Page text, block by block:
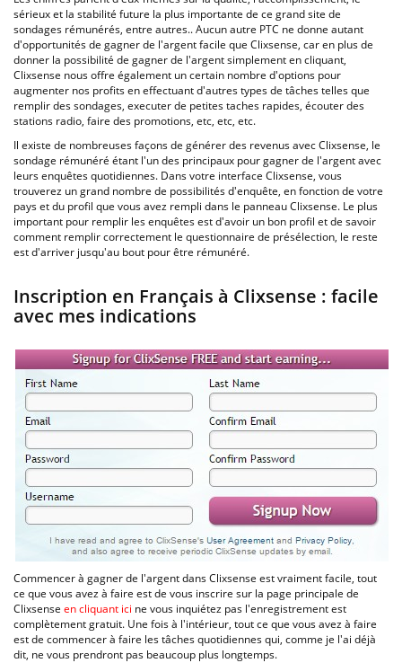
sérieux et la stabilité future la plus importante de ce grand site de
sondages rémunérés, entre autres.. Aucun autre PTC ne donne autant
d'opportunités de gagner de l'argent facile que Clixsense, car en plus de
donner la possibilité de gagner de l'argent simplement en cliquant,
Clixsense nous offre également un certain nombre d'options pour
augmenter nos profits en effectuant d'autres types de tâches telles que
remplir des sondages, executer de petites taches rapides, écouter des
stations radio, faire des promotions, etc, etc, etc.
Il existe de nombreuses façons de générer des revenus avec Clixsense, le
sondage rémunéré étant l'un des principaux pour gagner de l'argent avec
leurs enquêtes quotidiennes. Dans votre interface Clixsense, vous
trouverez un grand nombre de possibilités d'enquête, en fonction de votre
pays et du profil que vous avez rempli dans le panneau Clixsense. Le plus
important pour remplir les enquêtes est d'avoir un bon profil et de savoir
comment remplir correctement le questionnaire de présélection, le reste
est d'arriver jusqu'au bout pour être rémunéré.
Inscription en Français à Clixsense : facile
avec mes indications
Commencer à gagner de l'argent dans Clixsense est vraiment facile, tout
ce que vous avez à faire est de vous inscrire sur la page principale de
Clixsense en cliquant ici ne vous inquiétez pas l'enregistrement est
complètement gratuit. Une fois à l'intérieur, tout ce que vous avez à faire
est de commencer à faire les tâches quotidiennes qui, comme je l'ai déjà
dit, ne vous prendront pas beaucoup plus longtemps.